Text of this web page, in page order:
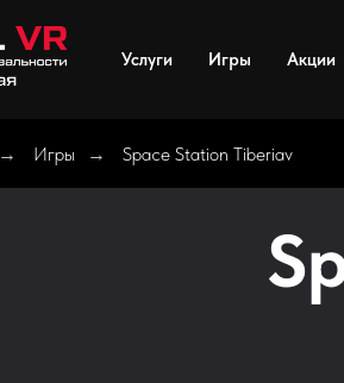
Услуги Игры Акции
→ Игры → Space Station Tiberiav